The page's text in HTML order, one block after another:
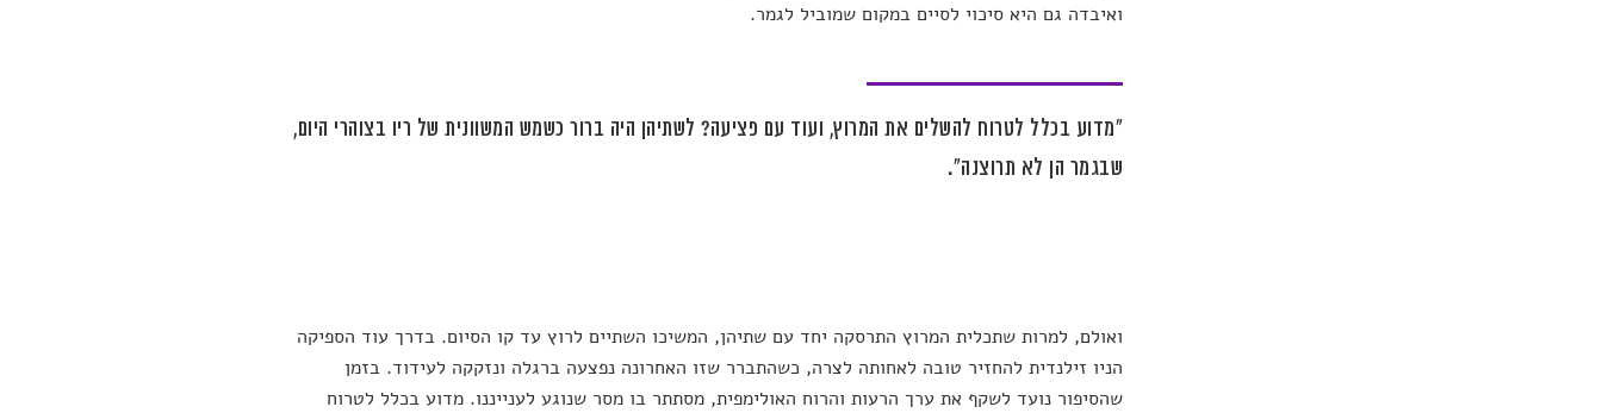
ואיבדה גם היא סיכוי לסיים במקום שמוביל לגמר.
"מדוע בכלל לטרוח להשלים את המרוץ, ועוד עם פציעה? לשתיהן היה ברור כשמש המשוונית של ריו בצוהרי היום,
שבגמר הן לא תרוצנה".
ואולם, למרות שתכלית המרוץ התרסקה יחד עם שתיהן, המשיכו השתיים לרוץ עד קו הסיום. בדרך עוד הספיקה
הניו זילנדית להחזיר טובה לאחותה לצרה, כשהתברר שזו האחרונה נפצעה ברגלה ונזקקה לעידוד. בזמן
שהסיפור נועד לשקף את ערך הרעות והרוח האולימפית, מסתתר בו מסר שנוגע לענייננו. מדוע בכלל לטרוח